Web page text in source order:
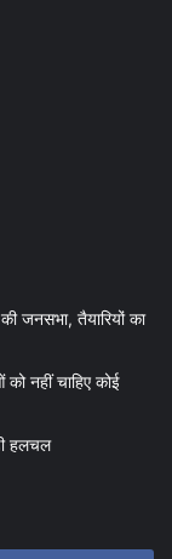
जनसभा, तैयारियों का
नहीं चाहिए कोई
हलचल